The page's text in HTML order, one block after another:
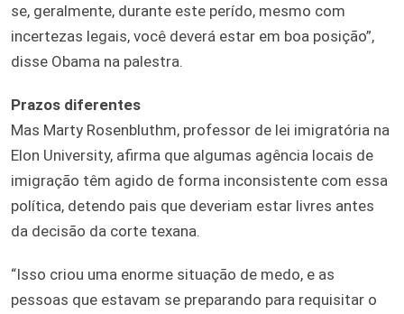
se, geralmente, durante este perído, mesmo com
incertezas legais, você deverá estar em boa posição”,
disse Obama na palestra.
Prazos diferentes
Mas Marty Rosenbluthm, professor de lei imigratória na
Elon University, afirma que algumas agência locais de
imigração têm agido de forma inconsistente com essa
política, detendo pais que deveriam estar livres antes
da decisão da corte texana.
“Isso criou uma enorme situação de medo, e as
pessoas que estavam se preparando para requisitar o